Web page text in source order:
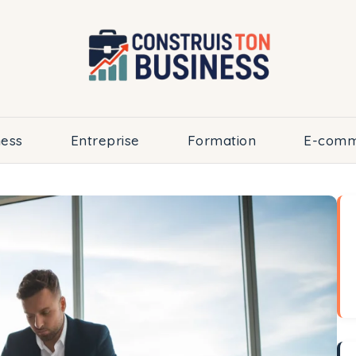
Entreprise Formation E-